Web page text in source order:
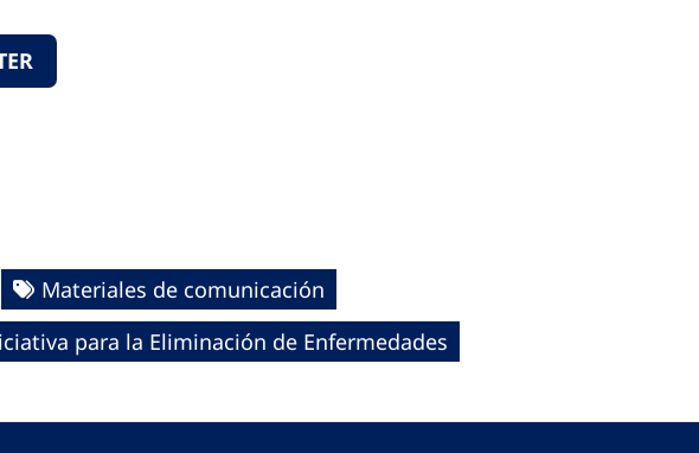
Materiales de comunicación
para la Eliminación de Enfermedades